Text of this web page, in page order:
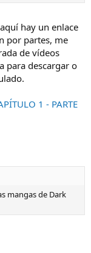
hay un enlace
por partes, me
de vídeos
para descargar o
1 - PARTE
mangas de Dark